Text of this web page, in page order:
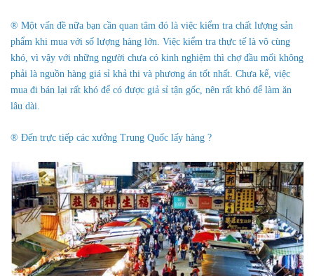
® Một vấn đề nữa bạn cần quan tâm đó là việc kiểm tra chất lượng sản
phẩm khi mua với số lượng hàng lớn. Việc kiểm tra thực tế là vô cùng
khó, vì vậy với những người chưa có kinh nghiệm thì chợ đầu mối không
phải là nguồn hàng giá sỉ khả thi và phương án tốt nhất. Chưa kể, việc
mua đi bán lại rất khó để có được giả sỉ tận gốc, nên rất khó để làm ăn
lâu dài.
® Đến trực tiếp các xưởng Trung Quốc lấy hàng ?